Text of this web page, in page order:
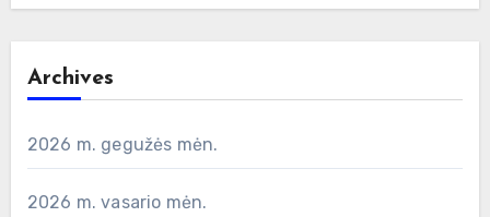
Archives
2026 m. gegužės mėn.
2026 m. vasario mėn.